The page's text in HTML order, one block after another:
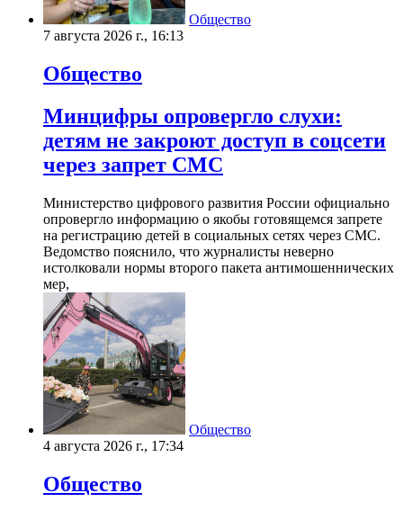
Общество
7 августа 2026 г., 16:13
Общество
Минцифры опровергло слухи:
детям не закроют доступ в соцсети
через запрет СМС
Министерство цифрового развития России официально
опровергло информацию о якобы готовящемся запрете
на регистрацию детей в социальных сетях через СМС.
Ведомство пояснило, что журналисты неверно
истолковали нормы второго пакета антимошеннических
мер,
Общество
4 августа 2026 г., 17:34
Общество